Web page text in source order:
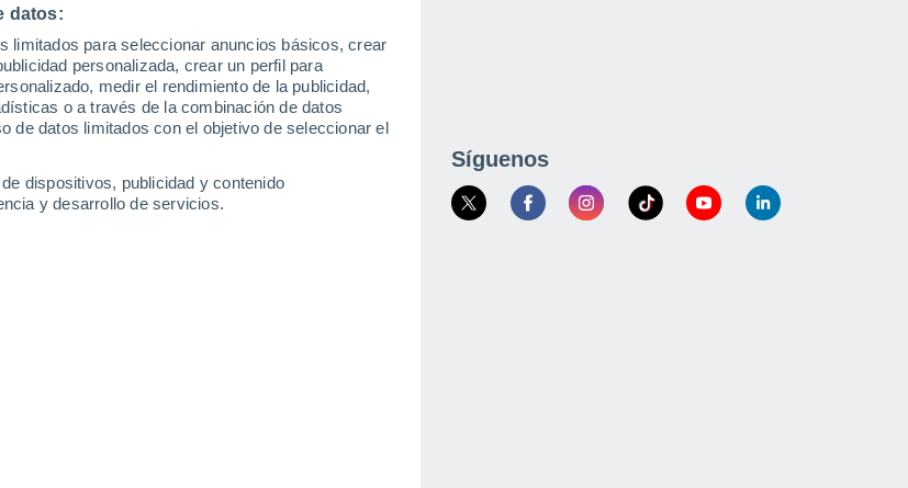
datos:
limitados para seleccionar anuncios básicos, crear
personalizada, crear un perfil para
medir el rendimiento de la publicidad,
o a través de la combinación de datos
de datos limitados con el objetivo de seleccionar el
dispositivos, publicidad y contenido
y desarrollo de servicios.
Síguenos